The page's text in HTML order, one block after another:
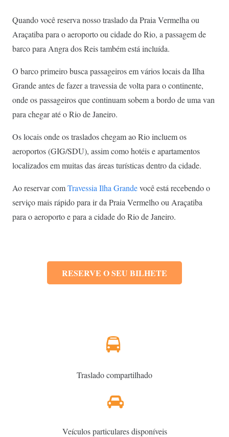
Quando você reserva nosso traslado da Praia Vermelha ou
Araçatiba para o aeroporto ou cidade do Rio, a passagem de
barco para Angra dos Reis também está incluída.
O barco primeiro busca passageiros em vários locais da Ilha
Grande antes de fazer a travessia de volta para o continente,
onde os passageiros que continuam sobem a bordo de uma van
para chegar até o Rio de Janeiro.
Os locais onde os traslados chegam ao Rio incluem os
aeroportos (GIG/SDU), assim como hotéis e apartamentos
localizados em muitas das áreas turísticas dentro da cidade.
Ao reservar comTravessia Ilha Grandevocê está recebendo o
serviço mais rápido para ir da Praia Vermelho ou Araçatiba
para o aeroporto e para a cidade do Rio de Janeiro.
RESERVE O SEU BILHETE
Traslado compartilhado
Veículos particulares disponíveis